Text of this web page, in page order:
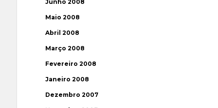
Junho 2008
Maio 2008
Abril 2008
Março 2008
Fevereiro 2008
Janeiro 2008
Dezembro 2007